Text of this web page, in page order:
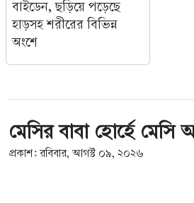
বাইডেন, ছড়িয়ে পড়েছে
হাড়সহ শরীরের বিভিন্ন
অংশে
মেসির বাবা হোর্হে
প্রকাশ: রবিবার, আগস্ট ০৯, ২০২৬